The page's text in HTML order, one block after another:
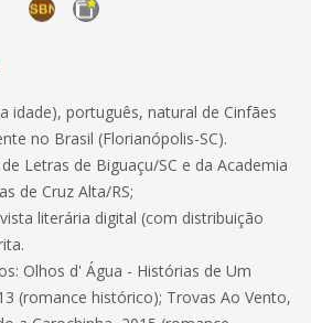
idade), português, natural de Cinfães
no Brasil (Florianópolis-SC).
Letras de Biguaçu/SC e da Academia
de Cruz Alta/RS;
literária digital (com distribuição
Olhos d' Água - Histórias de Um
(romance histórico); Trovas Ao Vento,